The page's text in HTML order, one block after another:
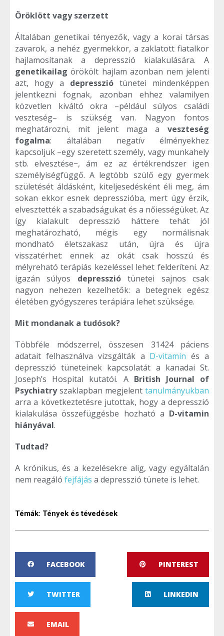
Öröklött vagy szerzett
Általában genetikai tényezők, vagy a korai társas
zavarok, a nehéz gyermekkor, a zaklatott fiatalkor
hajlamosítanak a depresszió kialakulására. A
genetikailag örökölt hajlam azonban nem jelenti
azt, hogy a depresszió tünetei mindenképpen
jelentkezni fognak, azonban ehhez valamilyen
közvetlen kiváltó okra –például súlyos családi
veszteség– is szükség van. Nagyon fontos
meghatározni, mit jelent maga a veszteség
fogalma: általában negatív élményekhez
kapcsoljuk –egy szeretett személy, vagy munkahely
stb. elvesztése−, ám ez az értékrendszer igen
személyiségfüggő. A legtöbb szülő egy gyermek
születését áldásként, kiteljesedésként éli meg, ám
sokan ekkor esnek depresszióba, mert úgy érzik,
elvesztették a szabadságukat és a nőiességüket. Az
így kialakult depresszió háttere tehát jól
meghatározható, mégis egy normálisnak
mondható életszakasz után, újra és újra
visszatérhet: ennek az okát csak hosszú és
mélyreható terápiás kezeléssel lehet felderíteni. Az
igazán súlyos depressziótünetei sajnos csak
nagyon nehezen kezelhetők: a betegnek egész
életében gyógyszeres terápiára lehet szüksége.
Mit mondanak a tudósok?
Többféle módszerrel, összesen 31424 páciens
adatait felhasználva vizsgálták a D-vitamin és a
depresszió tüneteinek kapcsolatát a kanadai St.
Joseph’s Hospital kutatói. A British Journal of
Psychiatryszaklapban megjelent tanulmányukban
arra a következtetésre jutottak, hogy a depresszió
kialakulása összefüggésbe hozható a D-vitamin
hiányával.
Tudtad?
A krónikus, és a kezelésekre alig, vagy egyáltalán
nem reagáló fejfájás a depresszió tünete is lehet.
Témák: Tények és tévedések
FACEBOOK PINTEREST
TWITTER LINKEDIN
EMAIL